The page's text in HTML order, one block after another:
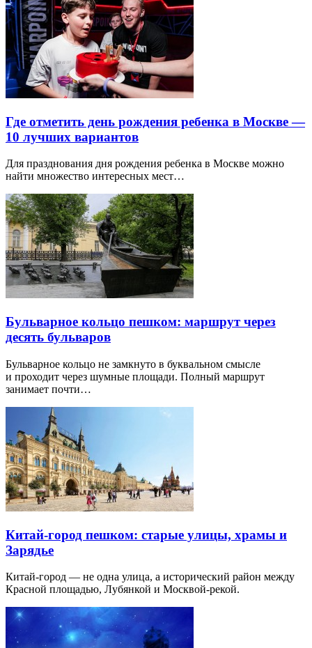
Где отметить день рождения ребенка в Москве —
10 лучших вариантов
Для празднования дня рождения ребенка в Москве можно
найти множество интересных мест…
Бульварное кольцо пешком: маршрут через
десять бульваров
Бульварное кольцо не замкнуто в буквальном смысле
и проходит через шумные площади. Полный маршрут
занимает почти…
Китай-город пешком: старые улицы, храмы и
Зарядье
Китай-город — не одна улица, а исторический район между
Красной площадью, Лубянкой и Москвой-рекой.